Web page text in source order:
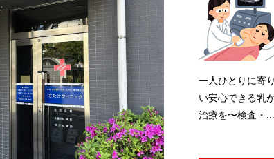
一人ひとりに寄
い安心できる乳
治療を〜検査・...